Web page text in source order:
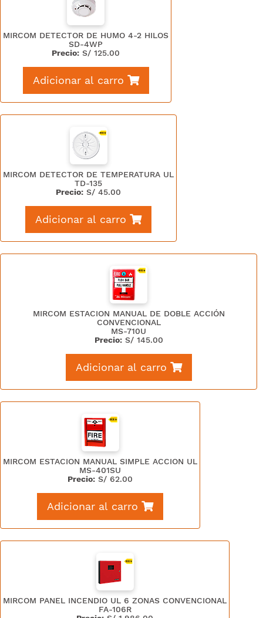
MIRCOM DETECTOR DE HUMO 4-2 HILOS
SD-4WP
Precio: S/ 125.00
Adicionar al carro
MIRCOM DETECTOR DE TEMPERATURA UL
TD-135
Precio: S/ 45.00
Adicionar al carro
MIRCOM ESTACION MANUAL DE DOBLE ACCIÓN
CONVENCIONAL
MS-710U
Precio: S/ 145.00
Adicionar al carro
MIRCOM ESTACION MANUAL SIMPLE ACCION UL
MS-401SU
Precio: S/ 62.00
Adicionar al carro
MIRCOM PANEL INCENDIO UL 6 ZONAS CONVENCIONAL
FA-106R